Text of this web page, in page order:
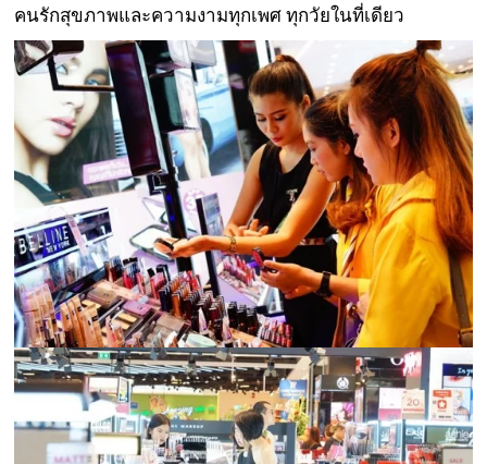
คนรักสุขภาพและความงามทุกเพศ ทุกวัยในที่เดียว